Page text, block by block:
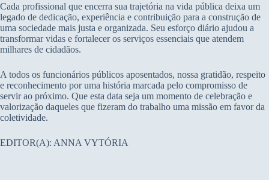
Cada profissional que encerra sua trajetória na vida pública deixa um
legado de dedicação, experiência e contribuição para a construção de
uma sociedade mais justa e organizada. Seu esforço diário ajudou a
transformar vidas e fortalecer os serviços essenciais que atendem
milhares de cidadãos.
A todos os funcionários públicos aposentados, nossa gratidão, respeito
e reconhecimento por uma história marcada pelo compromisso de
servir ao próximo. Que esta data seja um momento de celebração e
valorização daqueles que fizeram do trabalho uma missão em favor da
coletividade.
EDITOR(A): ANNA VYTÓRIA